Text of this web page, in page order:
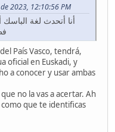
2023, 12:10:56 PM
أنا أتحدث لغة
País Vasco, tendrá,
oficial en Euskadi, y
a conocer y usar ambas
no la vas a acertar. Ah
que te identificas